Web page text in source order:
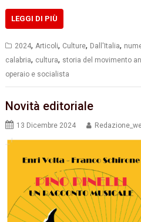
LEGGI DI PIÙ
2024, Articoli, Culture, Dall'Italia,
calabria, cultura, storia del movimento
operaio e socialista
Novità editoriale
13 Dicembre 2024